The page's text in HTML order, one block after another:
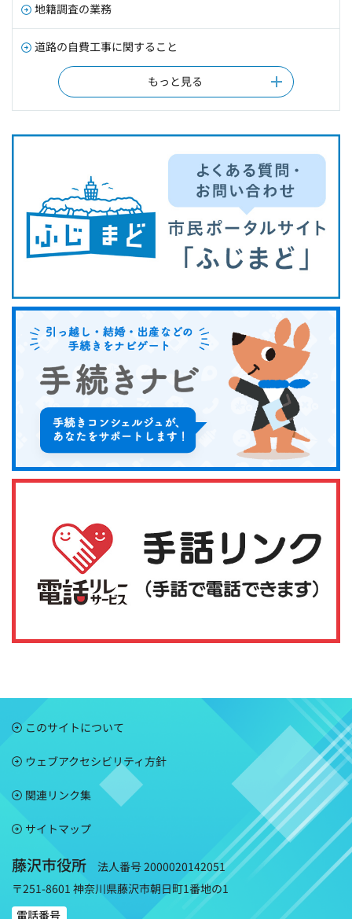
地籍調査の業務
道路の自費工事に関すること
もっと見る
このサイトについて
ウェブアクセシビリティ方針
関連リンク集
サイトマップ
藤沢市役所
法人番号 2000020142051
〒251-8601 神奈川県藤沢市朝日町1番地の1
電話番号